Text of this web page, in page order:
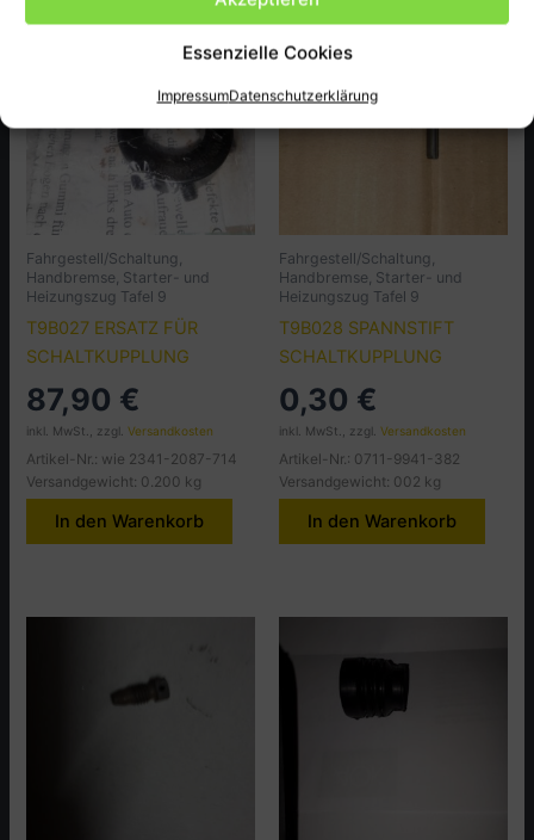
Essenzielle Cookies
ImpressumDatenschutzerklärung
Fahrgestell/Schaltung,
Handbremse, Starter- und
Heizungszug Tafel 9
T9B027 ERSATZ FÜR
SCHALTKUPPLUNG
87,90 €
inkl. MwSt., zzgl.Versandkosten
Artikel-Nr.: wie 2341-2087-714
Versandgewicht: 0.200 kg
In den Warenkorb
Fahrgestell/Schaltung,
Handbremse, Starter- und
Heizungszug Tafel 9
T9B028 SPANNSTIFT
SCHALTKUPPLUNG
0,30 €
inkl. MwSt., zzgl. Versandkosten
Artikel-Nr.: 0711-9941-382
Versandgewicht: 002 kg
In den Warenkorb